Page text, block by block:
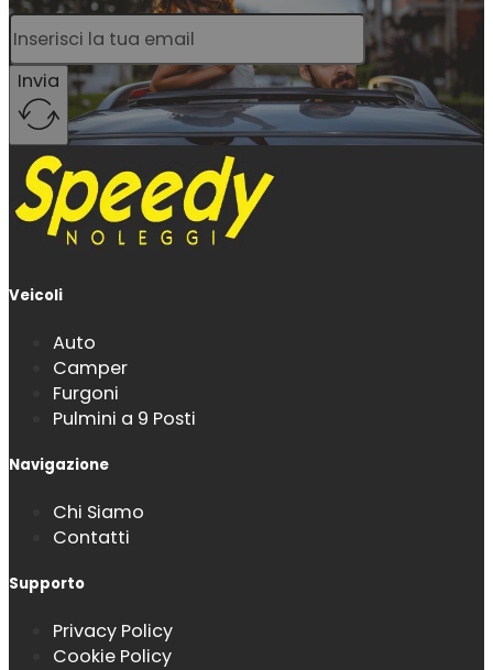
Invia
Veicoli
Auto
Camper
Furgoni
Pulmini a 9 Posti
Navigazione
Chi Siamo
Contatti
Supporto
Privacy Policy
Cookie Policy